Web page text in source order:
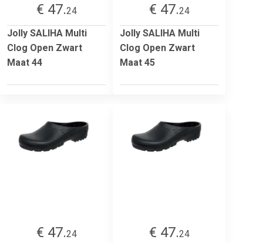
€ 47.24
Jolly SALIHA Multi
Clog Open Zwart
Maat 44
€ 47.24
Jolly SALIHA Multi
Clog Open Zwart
Maat 45
€ 47.24
€ 47.24